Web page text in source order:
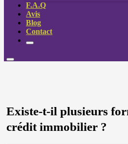
F.A.Q
Avis
Blog
Contact
Existe-t-il plusieurs
crédit immobilier ?